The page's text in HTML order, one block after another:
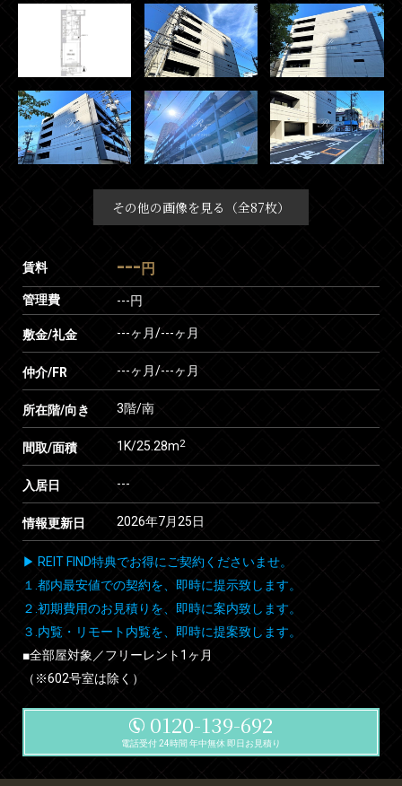
その他の画像を見る（全87枚）
賃料 --- 円
管理費 ---円
敷金/礼金 ---ヶ月/---ヶ月
仲介/FR ---ヶ月/---ヶ月
所在階/向き 3階/南
間取/面積 1K/25.28m2
入居日 ---
情報更新日 2026年7月25日
▶ REIT FIND特典でお得にご契約くださいませ。
１.都内最安値での契約を、即時に提示致します。
２.初期費用のお見積りを、即時に案内致します。
３.内覧・リモート内覧を、即時に提案致します。
■全部屋対象／フリーレント1ヶ月
（※602号室は除く）
0120-139-692
電話受付 24時間 年中無休 即日お見積り